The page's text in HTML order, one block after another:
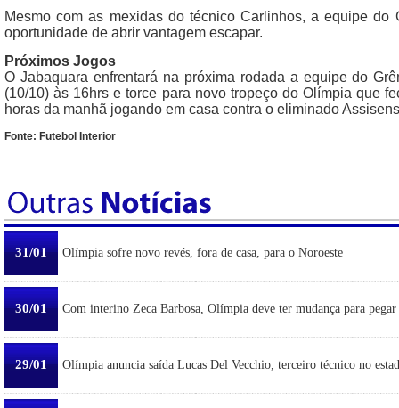
Mesmo com as mexidas do técnico Carlinhos, a equipe
oportunidade de abrir vantagem escapar.
Próximos Jogos
O Jabaquara enfrentará na próxima rodada a equipe do
(10/10) às 16hrs e torce para novo tropeço do Olímpia que
horas da manhã jogando em casa contra o eliminado
Fonte: Futebol Interior
31/01 Olímpia sofre novo revés, fora de casa, para o Noroeste
30/01 Com interino Zeca Barbosa, Olímpia deve ter mudança para pegar
29/01 Olímpia anuncia saída Lucas Del Vecchio, terceiro técnico no